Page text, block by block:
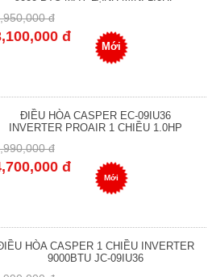
đ
đ
Mới
ĐIỀU HÒA CASPER EC-09IU36
INVERTER PROAIR 1 CHIỀU 1.0HP
đ
đ
Mới
HÒA CASPER 1 CHIỀU INVERTER
9000BTU JC-09IU36